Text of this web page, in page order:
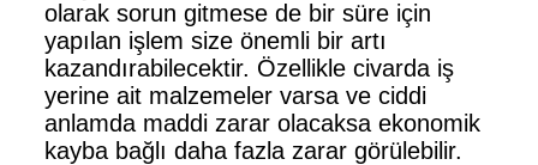
olarak sorun gitmese de bir süre için
yapılan işlem size önemli bir artı
kazandırabilecektir. Özellikle civarda iş
yerine ait malzemeler varsa ve ciddi
anlamda maddi zarar olacaksa ekonomik
kayba bağlı daha fazla zarar görülebilir.